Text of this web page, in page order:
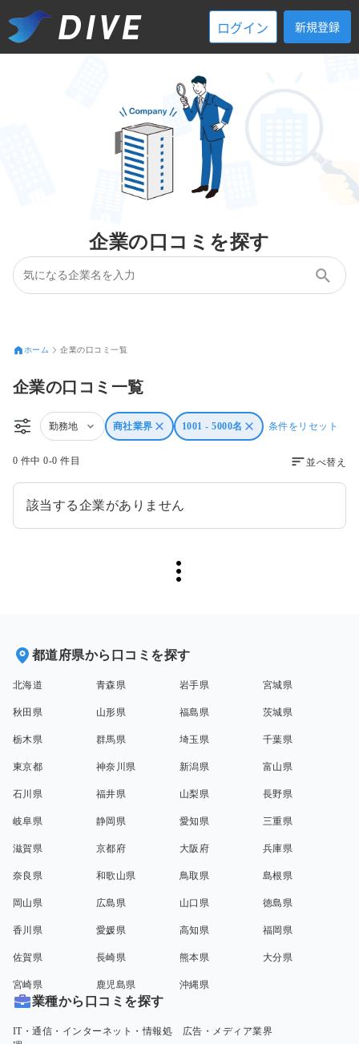
ログイン 新規登録
企業の口コミを探す
ホーム 企業の口コミ一覧
企業の口コミ一覧
勤務地 商社業界 1001 - 5000名 条件をリセット
0 件中 0-0 件目 並べ替え
該当する企業がありません
都道府県から口コミを探す
北海道 青森県 岩手県 宮城県
秋田県 山形県 福島県 茨城県
栃木県 群馬県 埼玉県 千葉県
東京都 神奈川県 新潟県 富山県
石川県 福井県 山梨県 長野県
岐阜県 静岡県 愛知県 三重県
滋賀県 京都府 大阪府 兵庫県
奈良県 和歌山県 鳥取県 島根県
岡山県 広島県 山口県 徳島県
香川県 愛媛県 高知県 福岡県
佐賀県 長崎県 熊本県 大分県
宮崎県 鹿児島県 沖縄県
業種から口コミを探す
IT・通信・インターネット・情報処
広告・メディア業界